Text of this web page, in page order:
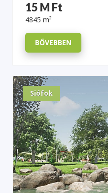
15 M Ft
4845 m²
BŐVEBBEN
Siófok